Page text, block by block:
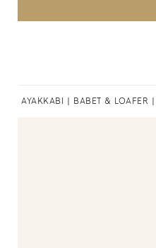
AYAKKABI BABET & LOAFER